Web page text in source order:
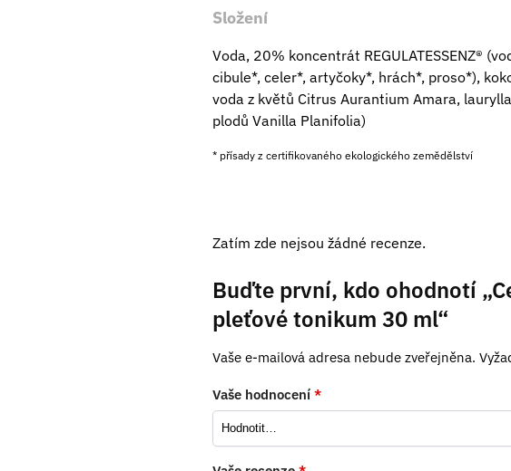
Složení
Voda, 20% koncentrát REGULATESSENZ®
cibule*, celer*, artyčoky*, hrách*, proso*),
voda z květů Citrus Aurantium Amara,
plodů Vanilla Planifolia)
* přísady z certifikovaného ekologického zemědělství
Zatím zde nejsou žádné recenze.
Buďte první, kdo ohodnotí
pleťové tonikum 30 ml“
Vaše e-mailová adresa nebude zveřejněna.
Vaše hodnocení *